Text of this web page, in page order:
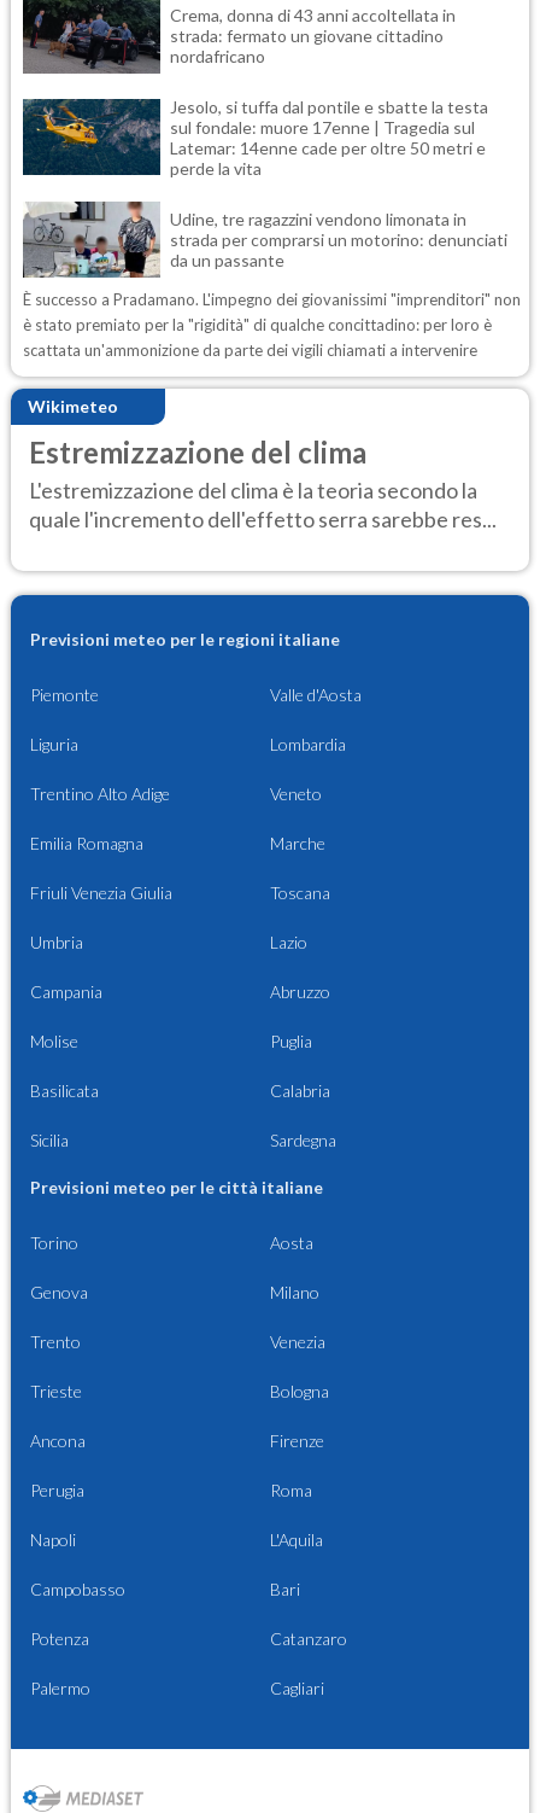
Crema, donna di 43 anni accoltellata in
strada: fermato un giovane cittadino
nordafricano
Jesolo, si tuffa dal pontile e sbatte la testa
sul fondale: muore 17enne | Tragedia sul
Latemar: 14enne cade per oltre 50 metri e
perde la vita
Udine, tre ragazzini vendono limonata in
strada per comprarsi un motorino: denunciati
da un passante
È successo a Pradamano. L'impegno dei giovanissimi "imprenditori" non
è stato premiato per la "rigidità" di qualche concittadino: per loro è
scattata un'ammonizione da parte dei vigili chiamati a intervenire
Wikimeteo
Estremizzazione del clima
L'estremizzazione del clima è la teoria secondo la
quale l'incremento dell'effetto serra sarebbe res...
Previsioni meteo per le regioni italiane
Piemonte Valle d'Aosta
Liguria Lombardia
Trentino Alto Adige Veneto
Emilia Romagna Marche
Friuli Venezia Giulia Toscana
Umbria Lazio
Campania Abruzzo
Molise Puglia
Basilicata Calabria
Sicilia Sardegna
Previsioni meteo per le città italiane
Torino Aosta
Genova Milano
Trento Venezia
Trieste Bologna
Ancona Firenze
Perugia Roma
Napoli L'Aquila
Campobasso Bari
Potenza Catanzaro
Palermo Cagliari